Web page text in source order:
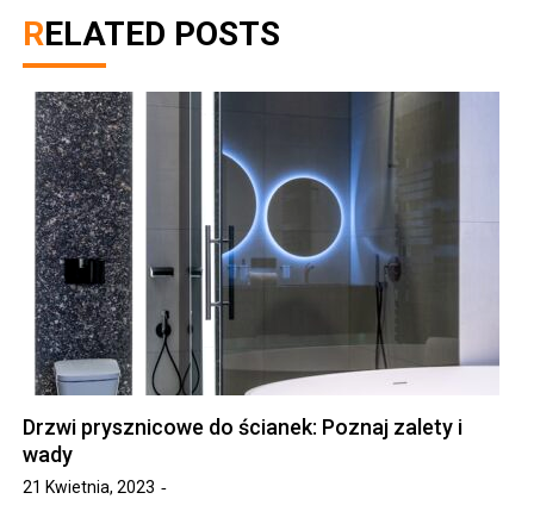
RELATED POSTS
Drzwi prysznicowe do ścianek: Poznaj zalety i
wady
21 Kwietnia, 2023